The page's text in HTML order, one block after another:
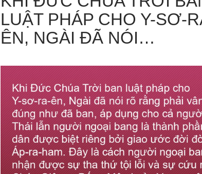
LUẬT PHÁP CHO Y-SƠ-
ÊN, NGÀI ĐÃ NÓI…